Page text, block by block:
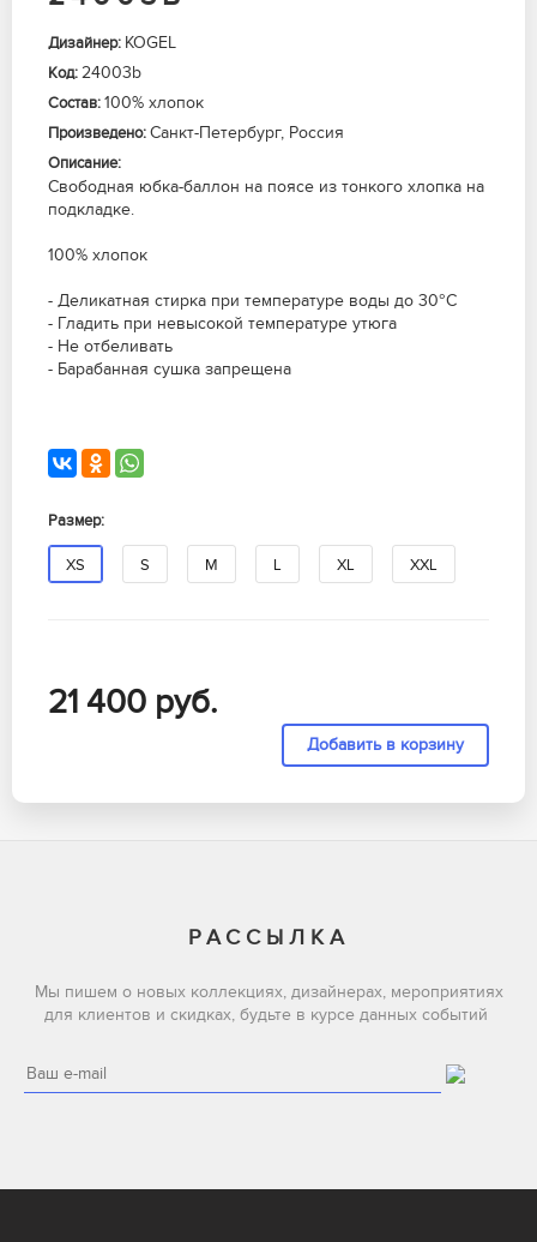
Дизайнер: KOGEL
Код:24003b
Состав:100% хлопок
Произведено:Санкт-Петербург, Россия
Описание:
Свободная юбка-баллон на поясе из тонкого хлопка на
подкладке.
100% хлопок
- Деликатная стирка при температуре воды до 30°C
- Гладить при невысокой температуре утюга
- Не отбеливать
- Барабанная сушка запрещена
Размер:
XS S M L XL XXL
21 400 руб.
РАССЫЛКА
Мы пишем о новых коллекциях, дизайнерах, мероприятиях
для клиентов и скидках, будьте в курсе данных событий